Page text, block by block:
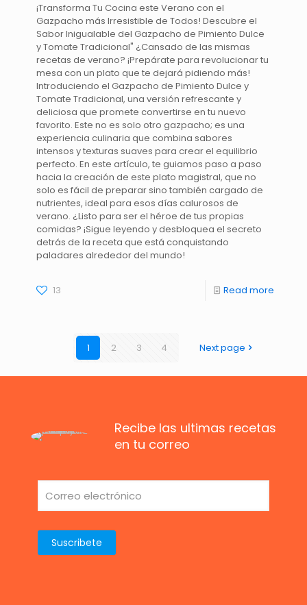
¡Transforma Tu Cocina este Verano con el
Gazpacho más Irresistible de Todos! Descubre el
Sabor Inigualable del Gazpacho de Pimiento Dulce
y Tomate Tradicional" ¿Cansado de las mismas
recetas de verano? ¡Prepárate para revolucionar tu
mesa con un plato que te dejará pidiendo más!
Introduciendo el Gazpacho de Pimiento Dulce y
Tomate Tradicional, una versión refrescante y
deliciosa que promete convertirse en tu nuevo
favorito. Este no es solo otro gazpacho; es una
experiencia culinaria que combina sabores
intensos y texturas suaves para crear el equilibrio
perfecto. En este artículo, te guiamos paso a paso
hacia la creación de este plato magistral, que no
solo es fácil de preparar sino también cargado de
nutrientes, ideal para esos días calurosos de
verano. ¿Listo para ser el héroe de tus propias
comidas? ¡Sigue leyendo y desbloquea el secreto
detrás de la receta que está conquistando
paladares alrededor del mundo!
13 Read more
1 2 3 4 Next page
Recibe las ultimas recetas
en tu correo